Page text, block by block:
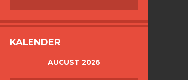
KALENDER
AUGUST 2026